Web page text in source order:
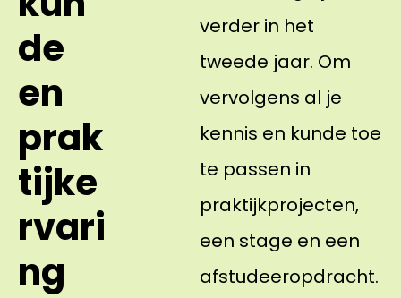
de
en
prak
tijke
rvari
ng
verder in het
tweede jaar. Om
vervolgens al je
kennis en kunde toe
te passen in
praktijkprojecten,
een stage en een
afstudeeropdracht.